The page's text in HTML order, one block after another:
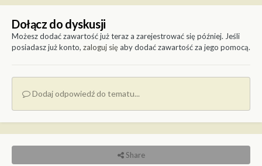
Dołącz do dyskusji
Możesz dodać zawartość już teraz a zarejestrować się później. Jeśli
posiadasz już konto, zaloguj sięaby dodać zawartość za jego pomocą.
Dodaj odpowiedź do tematu...
Share